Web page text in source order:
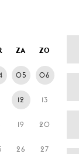
ZA ZO
05 06
12 13
19 20
26 27